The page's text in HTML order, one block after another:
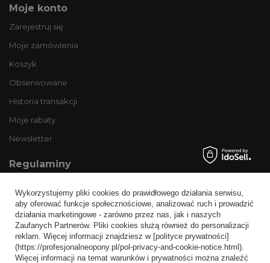
Moje konto
Zarejestruj się
Moje zamówienia
Koszyk
Obserwowane
Historia transakcji
Moje rabaty
Newsletter
Regulaminy
Wysyłka
Sposoby płatności i prowizje
Regulamin
Polityka prywatności
Wykorzystujemy pliki cookies do prawidłowego działania serwisu,
aby oferować funkcje społecznościowe, analizować ruch i prowadzić
działania marketingowe - zarówno przez nas, jak i naszych
Zaufanych Partnerów. Pliki cookies służą również do personalizacji
reklam. Więcej informacji znajdziesz w [polityce prywatności]
(https://profesjonalneopony.pl/pol-privacy-and-cookie-notice.html).
Więcej informacji na temat warunków i prywatności można znaleźć